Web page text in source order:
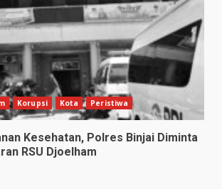
Korupsi Kota Peristiwa
Kesehatan, Polres Binjai Diminta
RSU Djoelham